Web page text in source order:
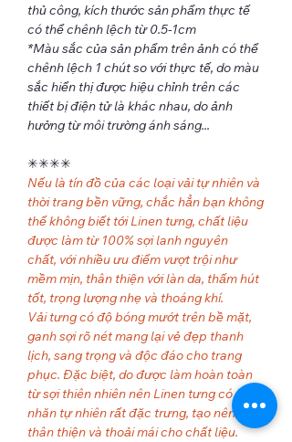
thủ công, kích thước sản phẩm thực tế
có thể chênh lệch từ 0.5-1cm
*Màu sắc của sản phẩm trên ảnh có thể
chênh lệch 1 chút so với thực tế, do màu
sắc hiển thị được hiệu chỉnh trên các
thiết bị điện tử là khác nhau, do ảnh
hưởng từ môi trường ánh sáng...
✳︎✳︎✳︎✳︎
Nếu là tín đồ của các loại vải tự nhiên và
thời trang bền vững, chắc hẳn bạn không
thể không biết tới Linen tưng, chất liệu
được làm từ 100% sợi lanh nguyên
chất, với nhiều ưu điểm vượt trội như
mềm mịn, thân thiện với làn da, thấm hút
tốt, trọng lượng nhẹ và thoáng khí.
Vải tưng có độ bóng mướt trên bề mặt,
ganh sợi rõ nét mang lại vẻ đẹp thanh
lịch, sang trọng và độc đáo cho trang
phục. Đặc biệt, do được làm hoàn toàn
từ sợi thiên nhiên nên Linen tưng có độ
nhăn tự nhiên rất đặc trưng, tạo nên sự
thân thiện và thoải mái cho chất liệu.